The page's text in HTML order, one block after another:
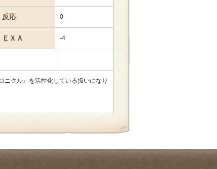
反応 0
ＥＸＡ -4
ニクル』を活性化している扱いになり